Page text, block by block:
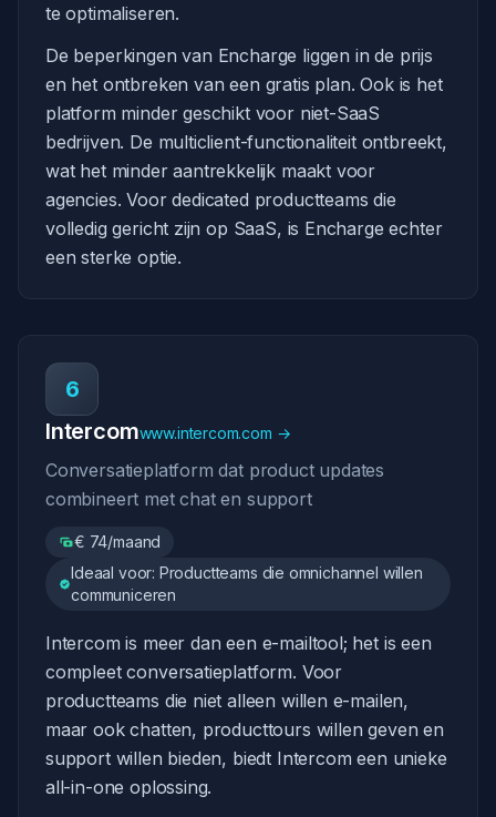
te optimaliseren.
De beperkingen van Encharge liggen in de prijs
en het ontbreken van een gratis plan. Ook is het
platform minder geschikt voor niet-SaaS
bedrijven. De multiclient-functionaliteit ontbreekt,
wat het minder aantrekkelijk maakt voor
agencies. Voor dedicated productteams die
volledig gericht zijn op SaaS, is Encharge echter
een sterke optie.
6
Intercomwww.intercom.com →
Conversatieplatform dat product updates
combineert met chat en support
€ 74/maand
Ideaal voor: Productteams die omnichannel willen
communiceren
Intercom is meer dan een e-mailtool; het is een
compleet conversatieplatform. Voor
productteams die niet alleen willen e-mailen,
maar ook chatten, producttours willen geven en
support willen bieden, biedt Intercom een unieke
all-in-one oplossing.